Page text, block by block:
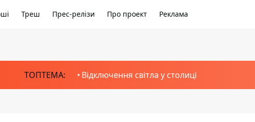
Треш Прес-релізи Про проект Реклама
ТОПТЕМА: Відключення світла у столиці